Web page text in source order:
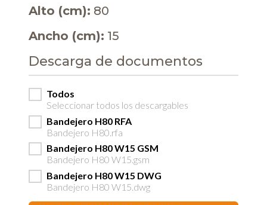
Alto (cm): 80
Ancho (cm): 15
Descarga de documentos
Todos
Seleccionar todos los descargables
Bandejero H80 RFA
Bandejero H80.rfa
Bandejero H80 W15 GSM
Bandejero H80 W15.gsm
Bandejero H80 W15 DWG
Bandejero H80 W15.dwg